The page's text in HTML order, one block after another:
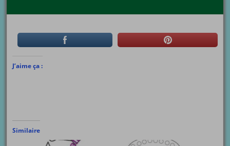
J’aime ça :
Similaire